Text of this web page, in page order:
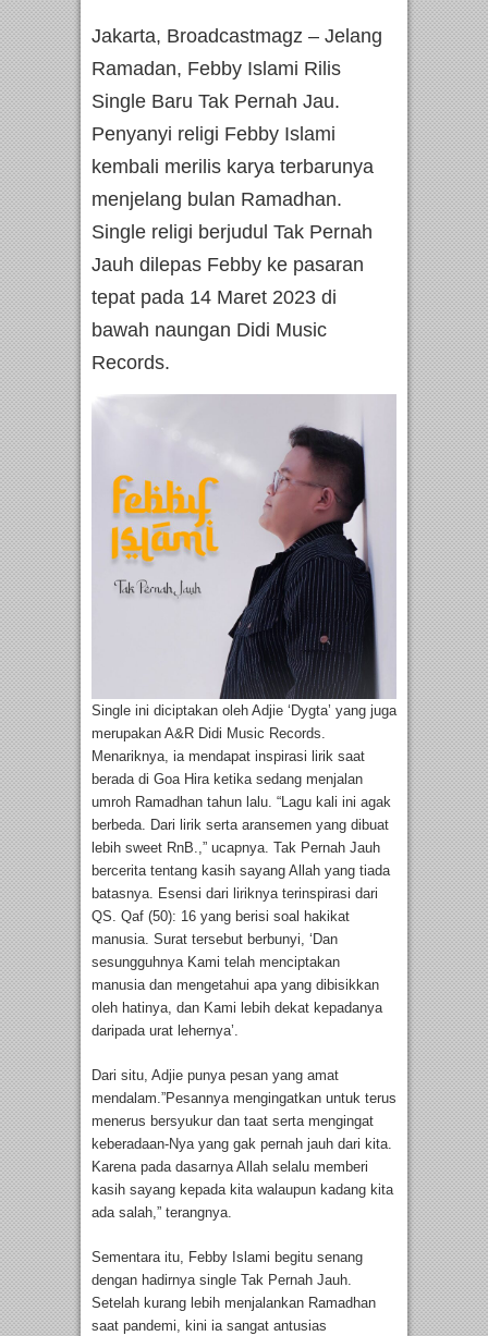
Jakarta, Broadcastmagz – Jelang
Ramadan, Febby Islami Rilis
Single Baru Tak Pernah Jau.
Penyanyi religi Febby Islami
kembali merilis karya terbarunya
menjelang bulan Ramadhan.
Single religi berjudul Tak Pernah
Jauh dilepas Febby ke pasaran
tepat pada 14 Maret 2023 di
bawah naungan Didi Music
Records.
Single ini diciptakan oleh Adjie ‘Dygta’ yang juga
merupakan A&R Didi Music Records.
Menariknya, ia mendapat inspirasi lirik saat
berada di Goa Hira ketika sedang menjalan
umroh Ramadhan tahun lalu. “Lagu kali ini agak
berbeda. Dari lirik serta aransemen yang dibuat
lebih sweet RnB.,” ucapnya. Tak Pernah Jauh
bercerita tentang kasih sayang Allah yang tiada
batasnya. Esensi dari liriknya terinspirasi dari
QS. Qaf (50): 16 yang berisi soal hakikat
manusia. Surat tersebut berbunyi, ‘Dan
sesungguhnya Kami telah menciptakan
manusia dan mengetahui apa yang dibisikkan
oleh hatinya, dan Kami lebih dekat kepadanya
daripada urat lehernya’.
Dari situ, Adjie punya pesan yang amat
mendalam.”Pesannya mengingatkan untuk terus
menerus bersyukur dan taat serta mengingat
keberadaan-Nya yang gak pernah jauh dari kita.
Karena pada dasarnya Allah selalu memberi
kasih sayang kepada kita walaupun kadang kita
ada salah,” terangnya.
Sementara itu, Febby Islami begitu senang
dengan hadirnya single Tak Pernah Jauh.
Setelah kurang lebih menjalankan Ramadhan
saat pandemi, kini ia sangat antusias